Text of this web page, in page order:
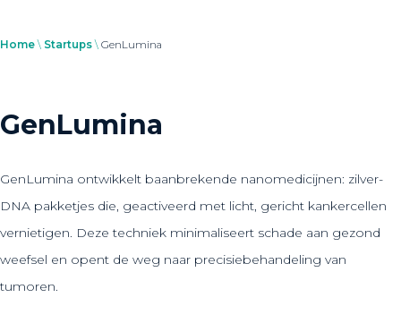
Home\ Startups\ GenLumina
GenLumina
GenLumina ontwikkelt baanbrekende nanomedicijnen: zilver-
DNA pakketjes die, geactiveerd met licht, gericht kankercellen
vernietigen. Deze techniek minimaliseert schade aan gezond
weefsel en opent de weg naar precisiebehandeling van
tumoren.